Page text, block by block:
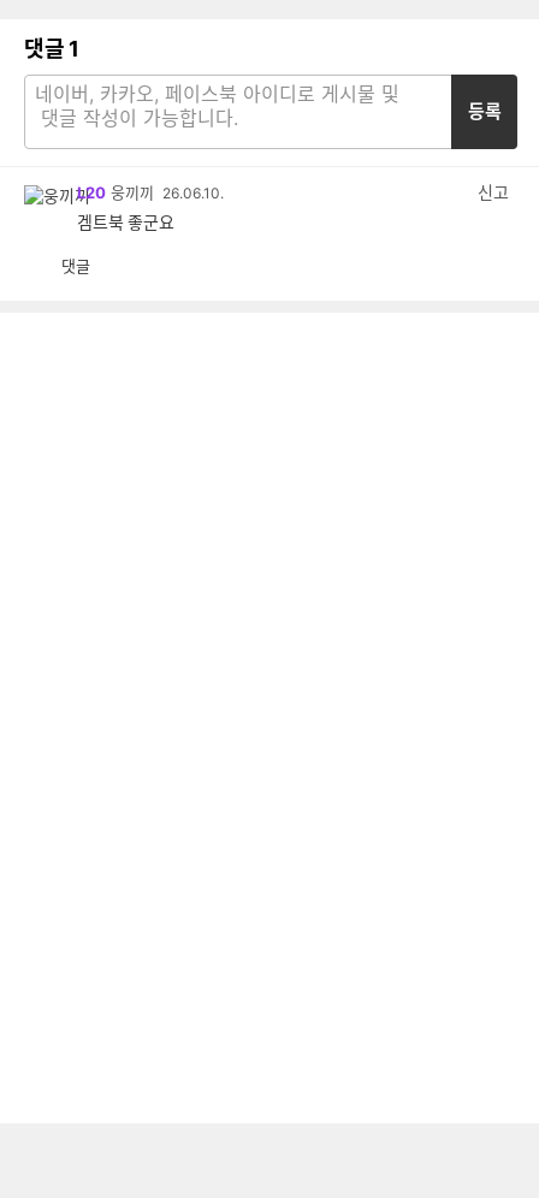
댓글 1
등록
L20 웅끼끼 26.06.10.
신고
겜트북 좋군요
댓글